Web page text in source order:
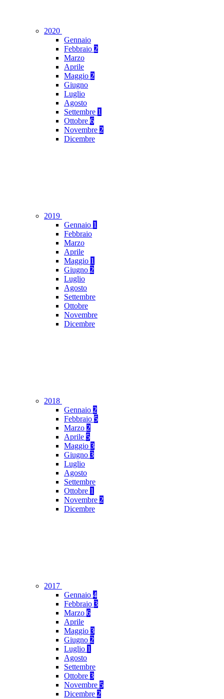
2020
Gennaio
Febbraio 2
Marzo
Aprile
Maggio 2
Giugno
Luglio
Agosto
Settembre 1
Ottobre 6
Novembre 2
Dicembre
2019
Gennaio 1
Febbraio
Marzo
Aprile
Maggio 1
Giugno 2
Luglio
Agosto
Settembre
Ottobre
Novembre
Dicembre
2018
Gennaio 2
Febbraio 5
Marzo 2
Aprile 5
Maggio 3
Giugno 3
Luglio
Agosto
Settembre
Ottobre 1
Novembre 2
Dicembre
2017
Gennaio 4
Febbraio 3
Marzo 6
Aprile
Maggio 3
Giugno 2
Luglio 1
Agosto
Settembre
Ottobre 3
Novembre 5
Dicembre 2